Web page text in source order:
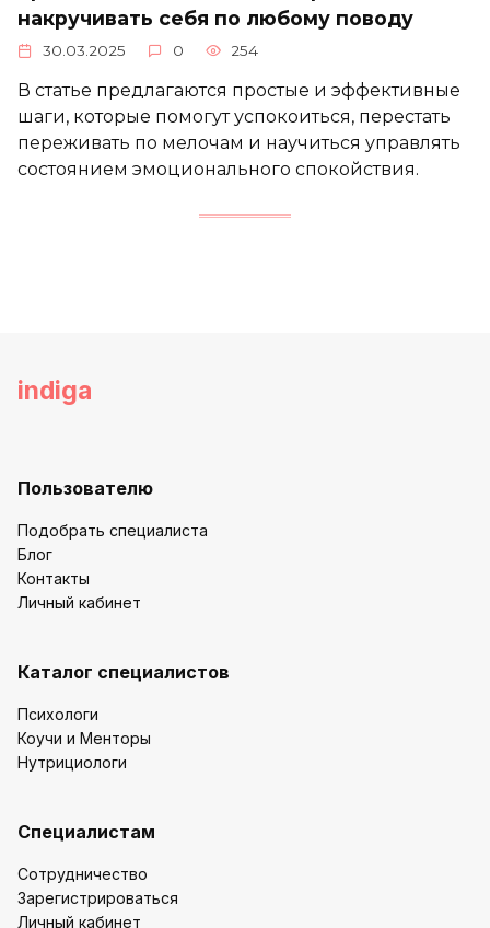
накручивать себя по любому поводу
30.03.2025 0 254
В статье предлагаются простые и эффективные
шаги, которые помогут успокоиться, перестать
переживать по мелочам и научиться управлять
состоянием эмоционального спокойствия.
indiga
Пользователю
Подобрать специалиста
Блог
Контакты
Личный кабинет
Каталог специалистов
Психологи
Коучи и Менторы
Нутрициологи
Специалистам
Сотрудничество
Зарегистрироваться
Личный кабинет